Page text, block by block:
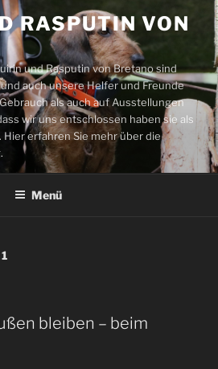
RASPUTIN VON
und Rasputin von Bretano sind
auch unsere Helfer und Freunde
als auch auf Ausstellungen
wir uns entschlossen haben sie als
erfahren Sie mehr über die
Menü
bleiben – beim